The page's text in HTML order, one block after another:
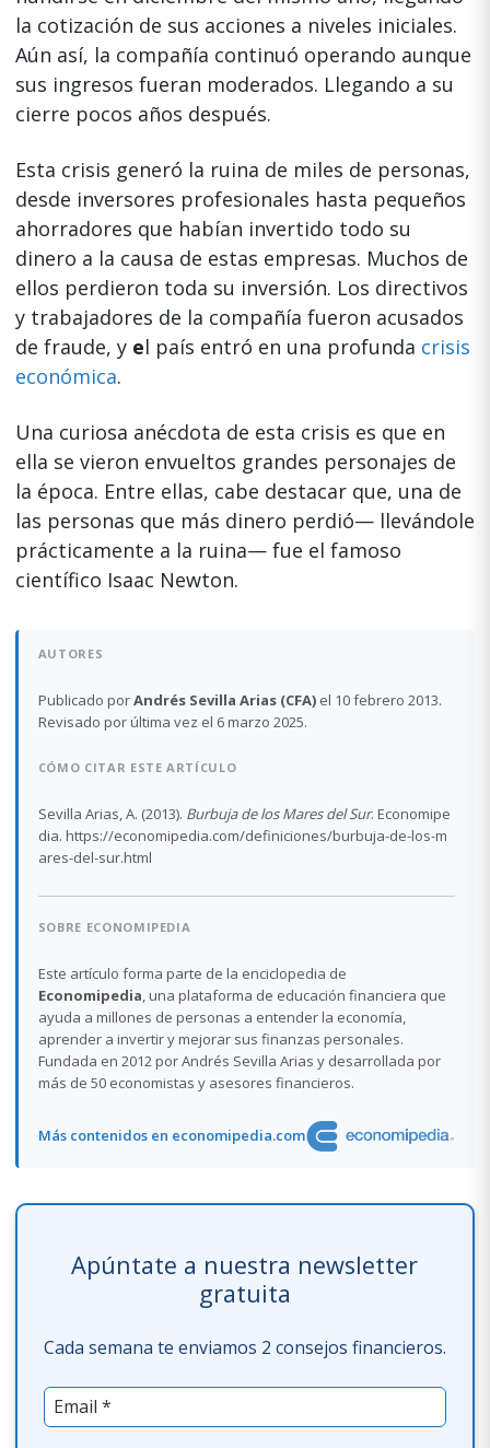
la cotización de sus acciones a niveles iniciales.
Aún así, la compañía continuó operando aunque
sus ingresos fueran moderados. Llegando a su
cierre pocos años después.
Esta crisis generó la ruina de miles de personas,
desde inversores profesionales hasta pequeños
ahorradores que habían invertido todo su
dinero a la causa de estas empresas. Muchos de
ellos perdieron toda su inversión. Los directivos
y trabajadores de la compañía fueron acusados
de fraude, y el país entró en una profunda crisis
económica.
Una curiosa anécdota de esta crisis es que en
ella se vieron envueltos grandes personajes de
la época. Entre ellas, cabe destacar que, una de
las personas que más dinero perdió— llevándole
prácticamente a la ruina— fue el famoso
científico Isaac Newton.
AUTORES
Publicado porAndrés Sevilla Arias (CFA)el 10 febrero 2013.
Revisado por última vez el 6 marzo 2025.
CÓMO CITAR ESTE ARTÍCULO
Sevilla Arias, A. (2013). Burbuja de los Mares del Sur. Economipe
dia. https://economipedia.com/definiciones/burbuja-de-los-m
ares-del-sur.html
SOBRE ECONOMIPEDIA
Este artículo forma parte de la enciclopedia de
Economipedia, una plataforma de educación financiera que
ayuda a millones de personas a entender la economía,
aprender a invertir y mejorar sus finanzas personales.
Fundada en 2012 por Andrés Sevilla Arias y desarrollada por
más de 50 economistas y asesores financieros.
Más contenidos en economipedia.com
Apúntate a nuestra newsletter
gratuita
Cada semana te enviamos 2 consejos financieros.